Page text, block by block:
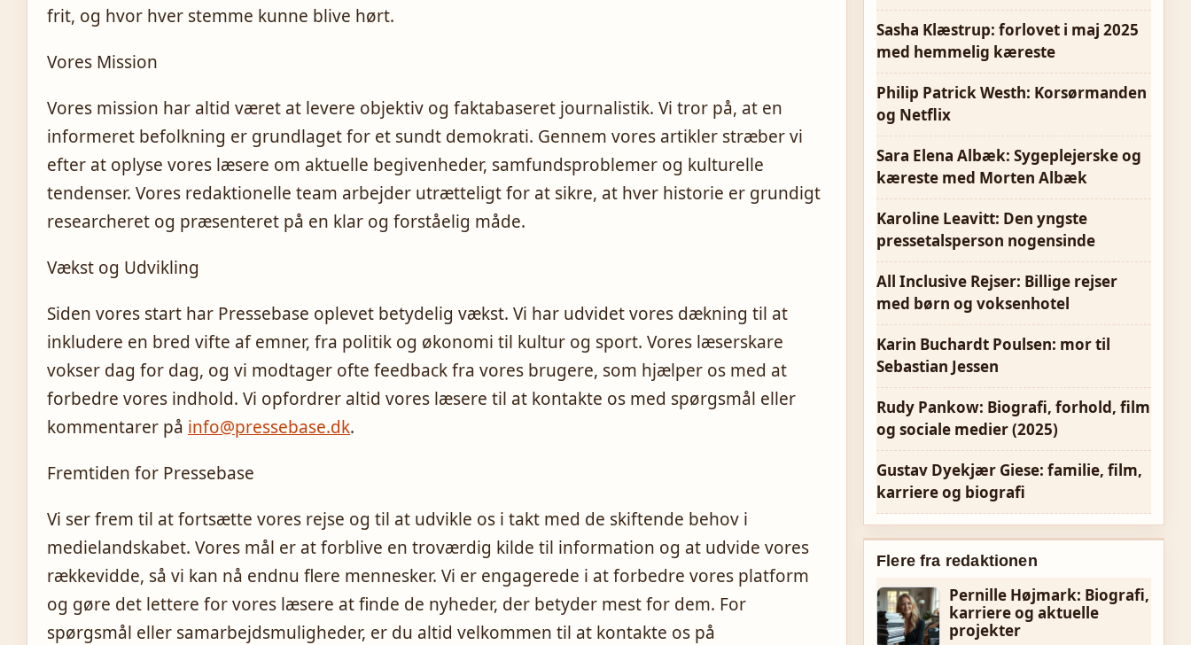
frit, og hvor hver stemme kunne blive hørt.
Vores Mission
Vores mission har altid været at levere objektiv og faktabaseret journalistik. Vi tror på, at en
informeret befolkning er grundlaget for et sundt demokrati. Gennem vores artikler stræber vi
efter at oplyse vores læsere om aktuelle begivenheder, samfundsproblemer og kulturelle
tendenser. Vores redaktionelle team arbejder utrætteligt for at sikre, at hver historie er grundigt
researcheret og præsenteret på en klar og forståelig måde.
Vækst og Udvikling
Siden vores start har Pressebase oplevet betydelig vækst. Vi har udvidet vores dækning til at
inkludere en bred vifte af emner, fra politik og økonomi til kultur og sport. Vores læserskare
vokser dag for dag, og vi modtager ofte feedback fra vores brugere, som hjælper os med at
forbedre vores indhold. Vi opfordrer altid vores læsere til at kontakte os med spørgsmål eller
kommentarer på info@pressebase.dk.
Fremtiden for Pressebase
Vi ser frem til at fortsætte vores rejse og til at udvikle os i takt med de skiftende behov i
medielandskabet. Vores mål er at forblive en troværdig kilde til information og at udvide vores
rækkevidde, så vi kan nå endnu flere mennesker. Vi er engagerede i at forbedre vores platform
og gøre det lettere for vores læsere at finde de nyheder, der betyder mest for dem. For
spørgsmål eller samarbejdsmuligheder, er du altid velkommen til at kontakte os på
Sasha Klæstrup: forlovet i maj 2025
med hemmelig kæreste
Philip Patrick Westh: Korsørmanden
og Netflix
Sara Elena Albæk: Sygeplejerske og
kæreste med Morten Albæk
Karoline Leavitt: Den yngste
pressetalsperson nogensinde
All Inclusive Rejser: Billige rejser
med børn og voksenhotel
Karin Buchardt Poulsen: mor til
Sebastian Jessen
Rudy Pankow: Biografi, forhold, film
og sociale medier (2025)
Gustav Dyekjær Giese: familie, film,
karriere og biografi
Flere fra redaktionen
Pernille Højmark: Biografi,
karriere og aktuelle
projekter